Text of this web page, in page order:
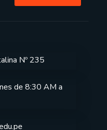
Nº 235
de 8:30 AM a